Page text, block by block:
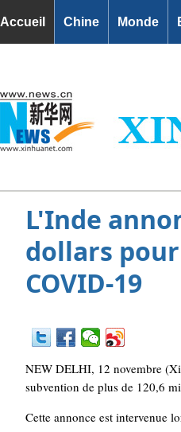
Accueil Chine Monde
L'Inde
dollars
COVID-19
NEW DELHI, 12 novembre
subvention de plus de 120,6
Cette annonce est intervenue